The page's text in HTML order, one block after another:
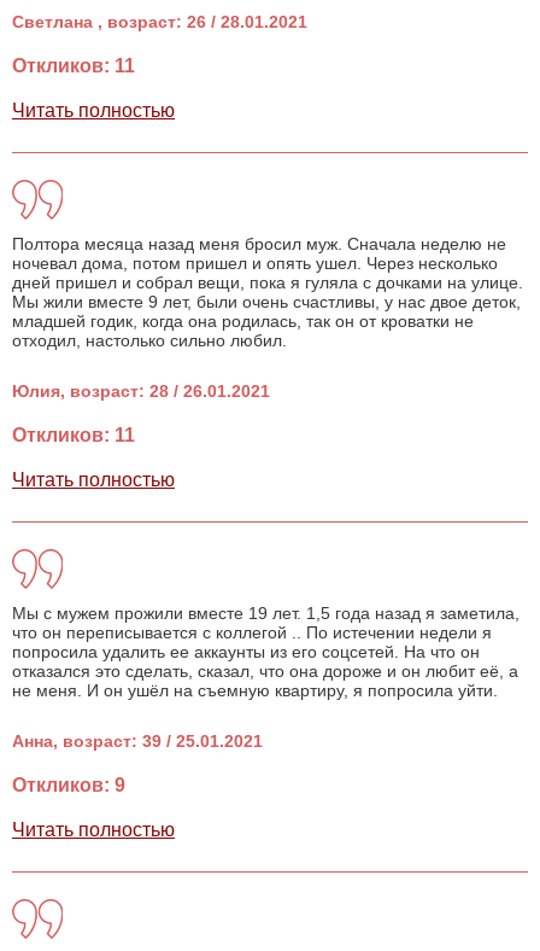
Светлана , возраст: 26 / 28.01.2021
Откликов: 11
Читать полностью
Полтора месяца назад меня бросил муж. Сначала неделю не
ночевал дома, потом пришел и опять ушел. Через несколько
дней пришел и собрал вещи, пока я гуляла с дочками на улице.
Мы жили вместе 9 лет, были очень счастливы, у нас двое деток,
младшей годик, когда она родилась, так он от кроватки не
отходил, настолько сильно любил.
Юлия, возраст: 28 / 26.01.2021
Откликов: 11
Читать полностью
Мы с мужем прожили вместе 19 лет. 1,5 года назад я заметила,
что он переписывается с коллегой .. По истечении недели я
попросила удалить ее аккаунты из его соцсетей. На что он
отказался это сделать, сказал, что она дороже и он любит её, а
не меня. И он ушёл на съемную квартиру, я попросила уйти.
Анна, возраст: 39 / 25.01.2021
Откликов: 9
Читать полностью